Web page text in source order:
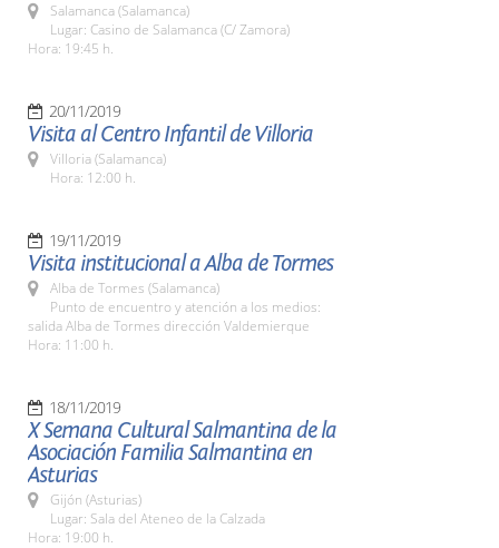
Salamanca (Salamanca)
Lugar: Casino de Salamanca (C/ Zamora)
Hora: 19:45 h.
20/11/2019
Visita al Centro Infantil de Villoria
Villoria (Salamanca)
Hora: 12:00 h.
19/11/2019
Visita institucional a Alba de Tormes
Alba de Tormes (Salamanca)
Punto de encuentro y atención a los medios:
salida Alba de Tormes dirección Valdemierque
Hora: 11:00 h.
18/11/2019
X Semana Cultural Salmantina de la
Asociación Familia Salmantina en
Asturias
Gijón (Asturias)
Lugar: Sala del Ateneo de la Calzada
Hora: 19:00 h.